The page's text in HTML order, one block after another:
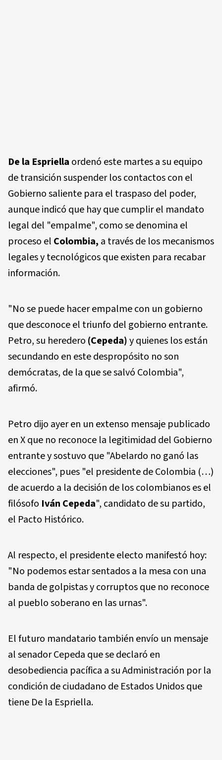
De la Espriella ordenó este martes a su equipo
de transición suspender los contactos con el
Gobierno saliente para el traspaso del poder,
aunque indicó que hay que cumplir el mandato
legal del "empalme", como se denomina el
proceso el Colombia, a través de los mecanismos
legales y tecnológicos que existen para recabar
información.
"No se puede hacer empalme con un gobierno
que desconoce el triunfo del gobierno entrante.
Petro, su heredero (Cepeda)y quienes los están
secundando en este despropósito no son
demócratas, de la que se salvó Colombia",
afirmó.
Petro dijo ayer en un extenso mensaje publicado
en X que no reconoce la legitimidad del Gobierno
entrante y sostuvo que "Abelardo no ganó las
elecciones", pues "el presidente de Colombia (…)
de acuerdo a la decisión de los colombianos es el
filósofo Iván Cepeda", candidato de su partido,
el Pacto Histórico.
Al respecto, el presidente electo manifestó hoy:
"No podemos estar sentados a la mesa con una
banda de golpistas y corruptos que no reconoce
al pueblo soberano en las urnas".
El futuro mandatario también envío un mensaje
al senador Cepeda que se declaró en
desobediencia pacífica a su Administración por la
condición de ciudadano de Estados Unidos que
tiene De la Espriella.